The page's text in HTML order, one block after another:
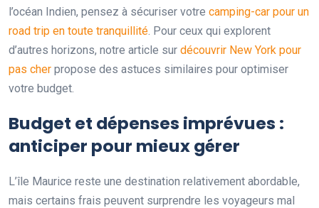
l’océan Indien, pensez à sécuriser votre camping-car pour un
road trip en toute tranquillité. Pour ceux qui explorent
d’autres horizons, notre article sur découvrir New York pour
pas cher propose des astuces similaires pour optimiser
votre budget.
Budget et dépenses imprévues :
anticiper pour mieux gérer
L’île Maurice reste une destination relativement abordable,
mais certains frais peuvent surprendre les voyageurs mal